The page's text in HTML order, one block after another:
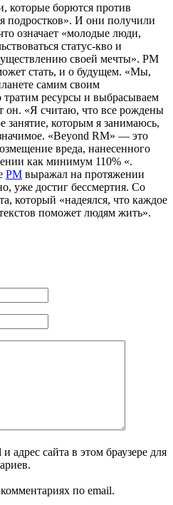
которые борются против
подростков». И они получили
означает «молодые люди,
статус-кво и
своей мечты». РM
стать, и о будущем. «Мы,
самим своим
ресурсы и выбрасываем
он. «Я считаю, что все рождены
занятие, которым я занимаюсь,
«Beyond RM» — это
вреда, нанесенного
как минимум 110% «.
РМ выражал на протяжении
уже достиг бессмертия. Со
который «надеялся, что каждое
поможет людям жить».
адрес сайта в этом браузере для
по email.